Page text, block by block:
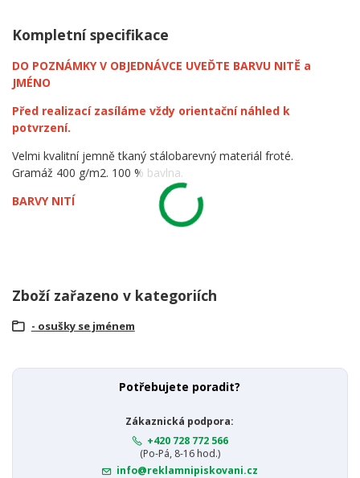
Kompletní specifikace
DO POZNÁMKY V OBJEDNÁVCE UVEĎTE BARVU NITĚ a
JMÉNO
Před realizací zasíláme vždy orientační náhled k
potvrzení.
Velmi kvalitní jemně tkaný stálobarevný materiál froté.
Gramáž 400 g/m2. 100 % bavlna.
BARVY NITÍ
Zboží zařazeno v kategoriích
- osušky se jménem
Potřebujete poradit?
Zákaznická podpora:
+420 728 772 566
(Po-Pá, 8-16 hod.)
info@reklamnipiskovani.cz